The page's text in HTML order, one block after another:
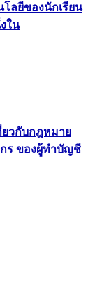
ลยีของนักเรียน
ใน
ยวกับกฎหมาย
ร ของผู้ทำบัญชี